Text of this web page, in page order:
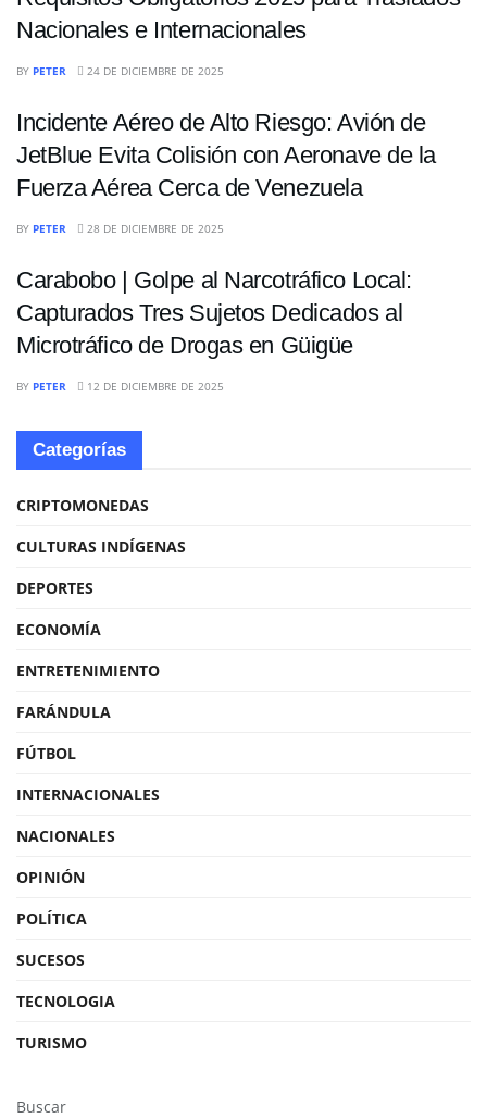
Nacionales e Internacionales
BY PETER 24 DE DICIEMBRE DE 2025
Incidente Aéreo de Alto Riesgo: Avión de
JetBlue Evita Colisión con Aeronave de la
Fuerza Aérea Cerca de Venezuela
BY PETER 28 DE DICIEMBRE DE 2025
Carabobo | Golpe al Narcotráfico Local:
Capturados Tres Sujetos Dedicados al
Microtráfico de Drogas en Güigüe
BY PETER 12 DE DICIEMBRE DE 2025
Categorías
CRIPTOMONEDAS
CULTURAS INDÍGENAS
DEPORTES
ECONOMÍA
ENTRETENIMIENTO
FARÁNDULA
FÚTBOL
INTERNACIONALES
NACIONALES
OPINIÓN
POLÍTICA
SUCESOS
TECNOLOGIA
TURISMO
Buscar